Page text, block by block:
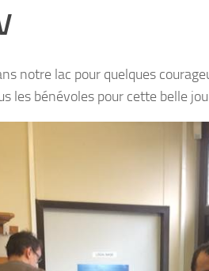
notre lac pour quelques
les bénévoles pour cette belle